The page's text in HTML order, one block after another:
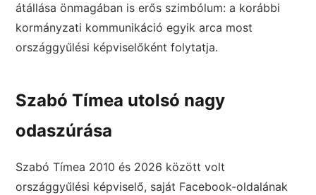
átállása önmagában is erős szimbólum: a korábbi
kormányzati kommunikáció egyik arca most
országgyűlési képviselőként folytatja.
Szabó Tímea utolsó nagy
odaszúrása
Szabó Tímea 2010 és 2026 között volt
országgyűlési képviselő, saját Facebook-oldalának